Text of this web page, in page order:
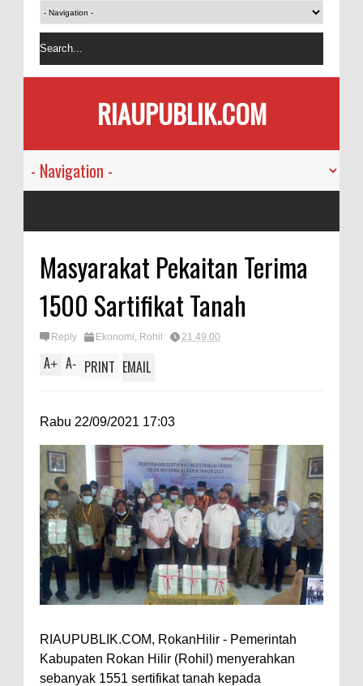
RIAUPUBLIK.COM
Masyarakat Pekaitan Terima
1500 Sartifikat Tanah
Reply Ekonomi, Rohil 21.49.00
A+ A- PRINT EMAIL
Rabu 22/09/2021 17:03
RIAUPUBLIK.COM, RokanHilir - Pemerintah
Kabupaten Rokan Hilir (Rohil) menyerahkan
sebanyak 1551 sertifikat tanah kepada